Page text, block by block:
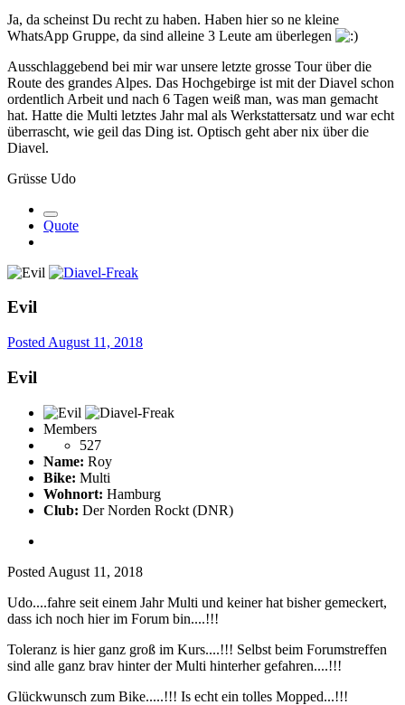
Ja, da scheinst Du recht zu haben. Haben hier so ne kleine
WhatsApp Gruppe, da sind alleine 3 Leute am überlegen
Ausschlaggebend bei mir war unsere letzte grosse Tour über die
Route des grandes Alpes. Das Hochgebirge ist mit der Diavel schon
ordentlich Arbeit und nach 6 Tagen weiß man, was man gemacht
hat. Hatte die Multi letztes Jahr mal als Werkstattersatz und war echt
überrascht, wie geil das Ding ist. Optisch geht aber nix über die
Diavel.
Grüsse Udo
Quote
Evil
Posted August 11, 2018
Evil
Members
527
Name: Roy
Bike: Multi
Wohnort: Hamburg
Club: Der Norden Rockt (DNR)
Posted August 11, 2018
Udo....fahre seit einem Jahr Multi und keiner hat bisher gemeckert,
dass ich noch hier im Forum bin....!!!
Toleranz is hier ganz groß im Kurs....!!! Selbst beim Forumstreffen
sind alle ganz brav hinter der Multi hinterher gefahren....!!!
Glückwunsch zum Bike.....!!! Is echt ein tolles Mopped...!!!